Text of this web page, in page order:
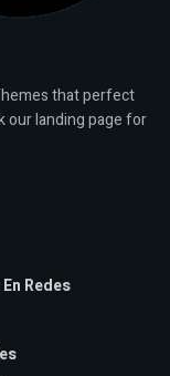
that perfect
our landing page for
Redes